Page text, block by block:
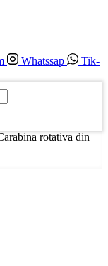
Whatssap
Tik-
rotativa din